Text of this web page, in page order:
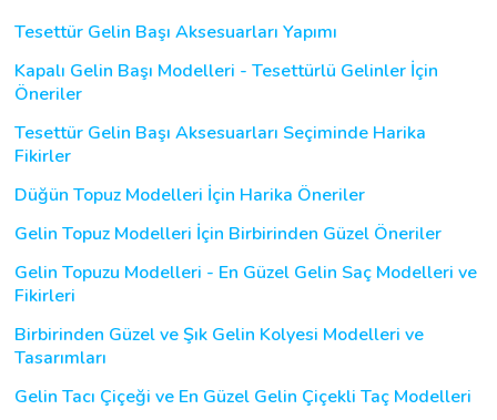
Tesettür Gelin Başı Aksesuarları Yapımı
Kapalı Gelin Başı Modelleri - Tesettürlü Gelinler İçin
Öneriler
Tesettür Gelin Başı Aksesuarları Seçiminde Harika
Fikirler
Düğün Topuz Modelleri İçin Harika Öneriler
Gelin Topuz Modelleri İçin Birbirinden Güzel Öneriler
Gelin Topuzu Modelleri - En Güzel Gelin Saç Modelleri ve
Fikirleri
Birbirinden Güzel ve Şık Gelin Kolyesi Modelleri ve
Tasarımları
Gelin Tacı Çiçeği ve En Güzel Gelin Çiçekli Taç Modelleri